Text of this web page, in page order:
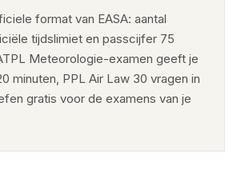
format van EASA: aantal
tijdslimiet en passcijfer 75
Meteorologie-examen geeft je
minuten, PPL Air Law 30 vragen in
gratis voor de examens van je